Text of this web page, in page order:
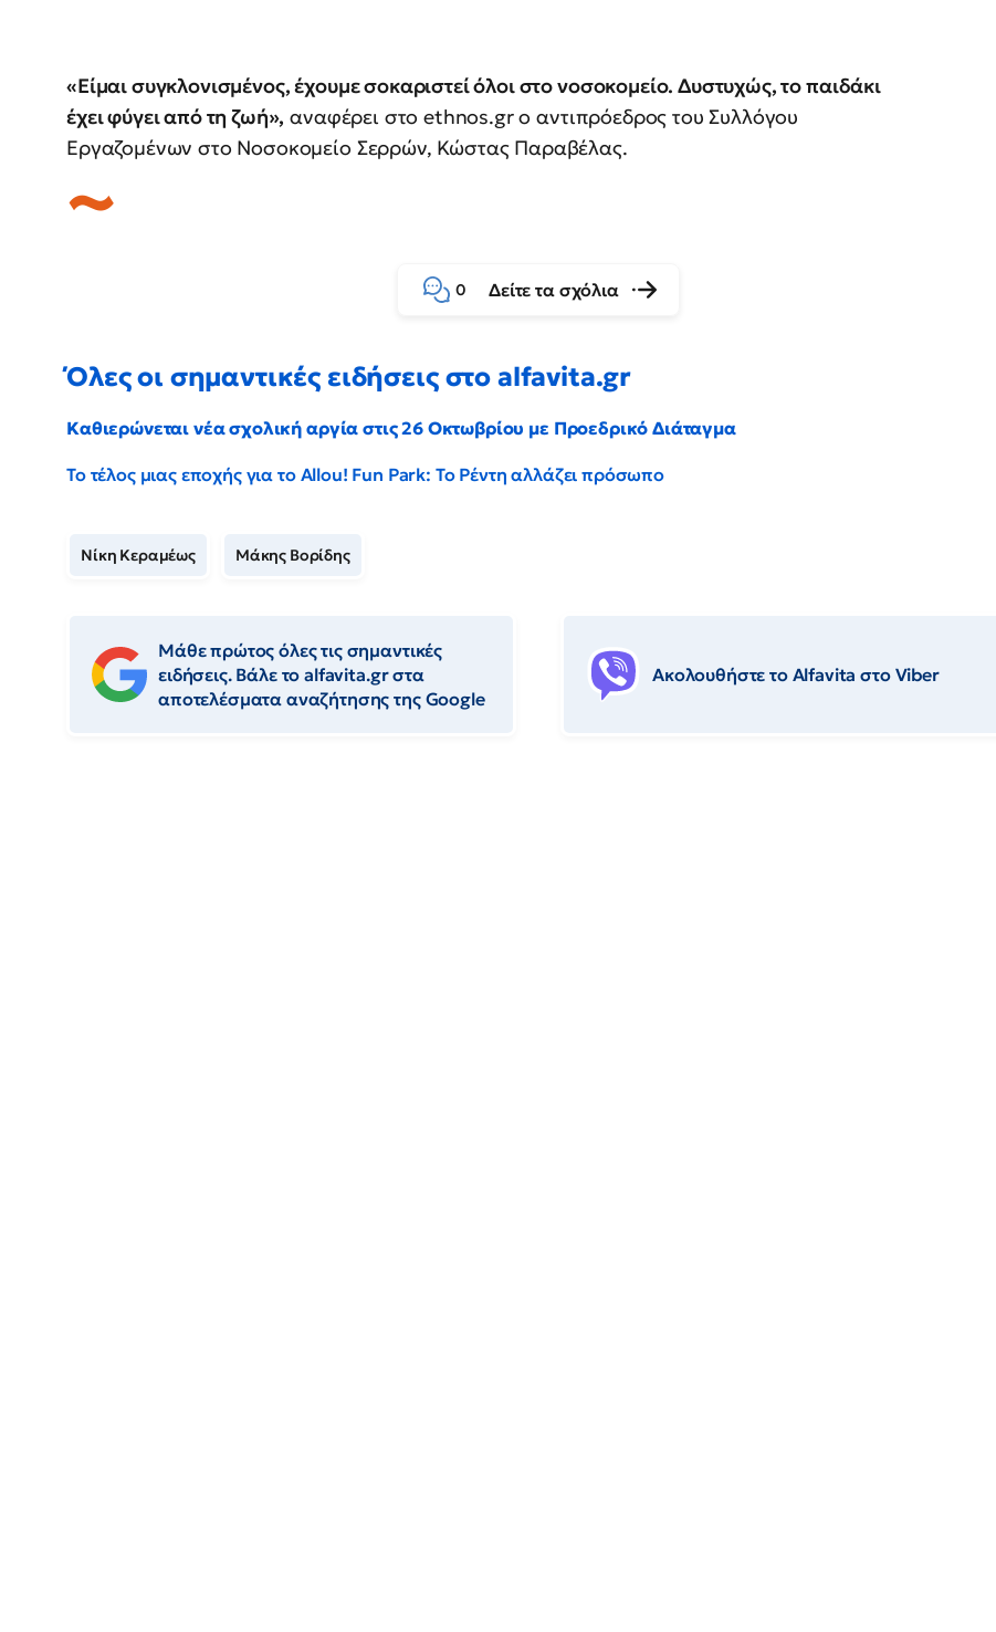
«Είμαι συγκλονισμένος, έχουμε σοκαριστεί όλοι στο νοσοκομείο. Δυστυχώς, το παιδάκι
έχει φύγει από τη ζωή», αναφέρει στο ethnos.gr ο αντιπρόεδρος του Συλλόγου
Εργαζομένων στο Νοσοκομείο Σερρών, Κώστας Παραβέλας.
0 Δείτε τα σχόλια
Όλες οι σημαντικές ειδήσεις στο alfavita.gr
Καθιερώνεται νέα σχολική αργία στις 26 Οκτωβρίου με Προεδρικό Διάταγμα
Το τέλος μιας εποχής για το Allou! Fun Park: Το Ρέντη αλλάζει πρόσωπο
Νίκη Κεραμέως Μάκης Βορίδης
Μάθε πρώτος όλες τις σημαντικές
ειδήσεις. Βάλε το alfavita.gr στα
αποτελέσματα αναζήτησης της Google
Ακολουθήστε το Αlfavita στο Viber